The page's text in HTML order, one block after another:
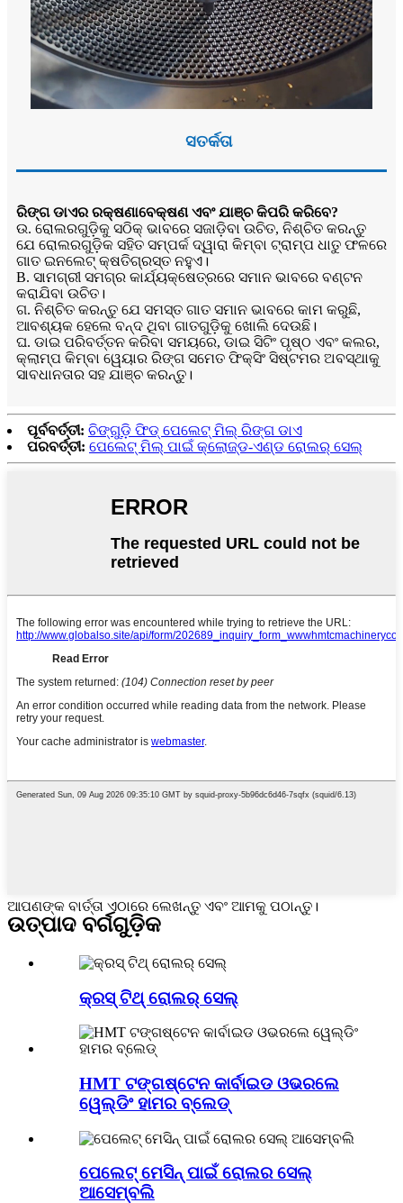
ସତର୍କତା
ରିଙ୍ଗ ଡାଏର ରକ୍ଷଣାବେକ୍ଷଣ ଏବଂ ଯାଞ୍ଚ କିପରି କରିବେ?
ଉ. ରୋଲରଗୁଡ଼ିକୁ ସଠିକ୍ ଭାବରେ ସଜାଡ଼ିବା ଉଚିତ, ନିଶ୍ଚିତ କରନ୍ତୁ
ଯେ ରୋଲରଗୁଡ଼ିକ ସହିତ ସମ୍ପର୍କ ଦ୍ୱାରା କିମ୍ବା ଟ୍ରାମ୍ପ ଧାତୁ ଫଳରେ
ଗାତ ଇନଲେଟ୍ କ୍ଷତିଗ୍ରସ୍ତ ନହୁଏ।
B. ସାମଗ୍ରୀ ସମଗ୍ର କାର୍ଯ୍ୟକ୍ଷେତ୍ରରେ ସମାନ ଭାବରେ ବଣ୍ଟନ
କରାଯିବା ଉଚିତ।
ଗ. ନିଶ୍ଚିତ କରନ୍ତୁ ଯେ ସମସ୍ତ ଗାତ ସମାନ ଭାବରେ କାମ କରୁଛି,
ଆବଶ୍ୟକ ହେଲେ ବନ୍ଦ ଥିବା ଗାତଗୁଡ଼ିକୁ ଖୋଲି ଦେଉଛି।
ଘ. ଡାଇ ପରିବର୍ତ୍ତନ କରିବା ସମୟରେ, ଡାଇ ସିଟିଂ ପୃଷ୍ଠ ଏବଂ କଲର,
କ୍ଲାମ୍ପ କିମ୍ବା ୱେୟାର ରିଙ୍ଗ ସମେତ ଫିକ୍ସିଂ ସିଷ୍ଟମର ଅବସ୍ଥାକୁ
ସାବଧାନତାର ସହ ଯାଞ୍ଚ କରନ୍ତୁ।
ପୂର୍ବବର୍ତ୍ତୀ: ଚିଙ୍ଗୁଡ଼ି ଫିଡ୍ ପେଲେଟ୍ ମିଲ୍ ରିଙ୍ଗ ଡାଏ
ପରବର୍ତ୍ତୀ: ପେଲେଟ୍ ମିଲ୍ ପାଇଁ କ୍ଲୋଜ୍ଡ-ଏଣ୍ଡ ରୋଲର୍ ସେଲ୍
ଆପଣଙ୍କ ବାର୍ତ୍ତା ଏଠାରେ ଲେଖନ୍ତୁ ଏବଂ ଆମକୁ ପଠାନ୍ତୁ।
ଉତ୍ପାଦ ବର୍ଗଗୁଡ଼ିକ
କ୍ରସ୍ ଟିଥ୍ ରୋଲର୍ ସେଲ୍
HMT ଟଙ୍ଗଷ୍ଟେନ କାର୍ବାଇଡ ଓଭରଲେ
ୱେଲ୍ଡିଂ ହାମର ବ୍ଲେଡ୍
ପେଲେଟ୍ ମେସିନ୍ ପାଇଁ ରୋଲର ସେଲ୍
ଆସେମ୍ବଲି